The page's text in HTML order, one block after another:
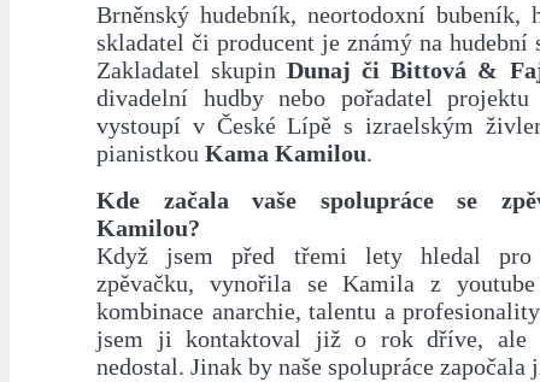
Brněnský hudebník, neortodoxní bubeník,
skladatel či producent je známý na hudební
Zakladatel skupinDunaj či Bittová &
divadelní hudby nebo pořadatel
vystoupí v České Lípě s izraelským
pianistkou Kama Kamilou.
Kde začala vaše spolupráce se
Kamilou?
Když jsem před třemi lety hledal pro
zpěvačku, vynořila se Kamila z
kombinace anarchie, talentu a
jsem ji kontaktoval již o rok dříve,
nedostal. Jinak by naše spolupráce započala